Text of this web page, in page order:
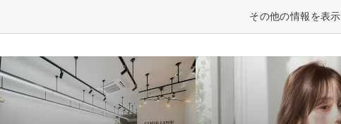
その他の情報を表示